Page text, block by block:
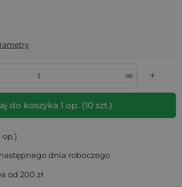
op. +
do koszyka 1 op. (10szt.)
dnia roboczego
od 200 zł